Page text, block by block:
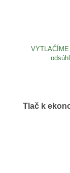
Tlač k